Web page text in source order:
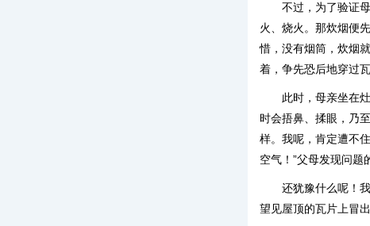
不过，为了验证
火、烧火。那炊烟便
惜，没有烟筒，炊烟
着，争先恐后地穿过
此时，母亲坐在
时会捂鼻、揉眼，乃
样。我呢，肯定遭不
空气！”父母发现问题
还犹豫什么呢！
望见屋顶的瓦片上冒